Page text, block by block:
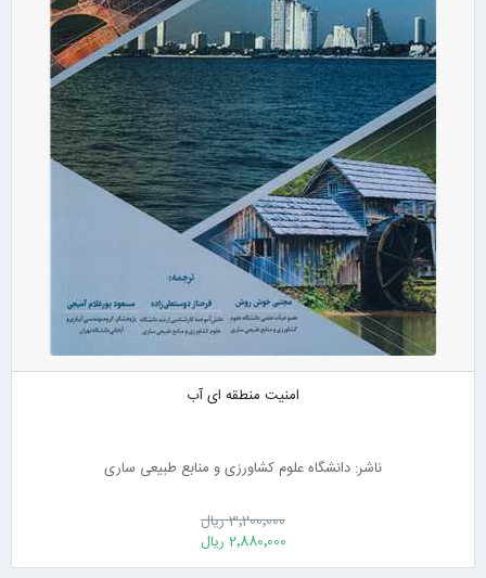
امنیت منطقه ای آب
ناشر: دانشگاه علوم کشاورزی و منابع طبیعی ساری
3٬200٬000 ریال
2٬880٬000 ریال